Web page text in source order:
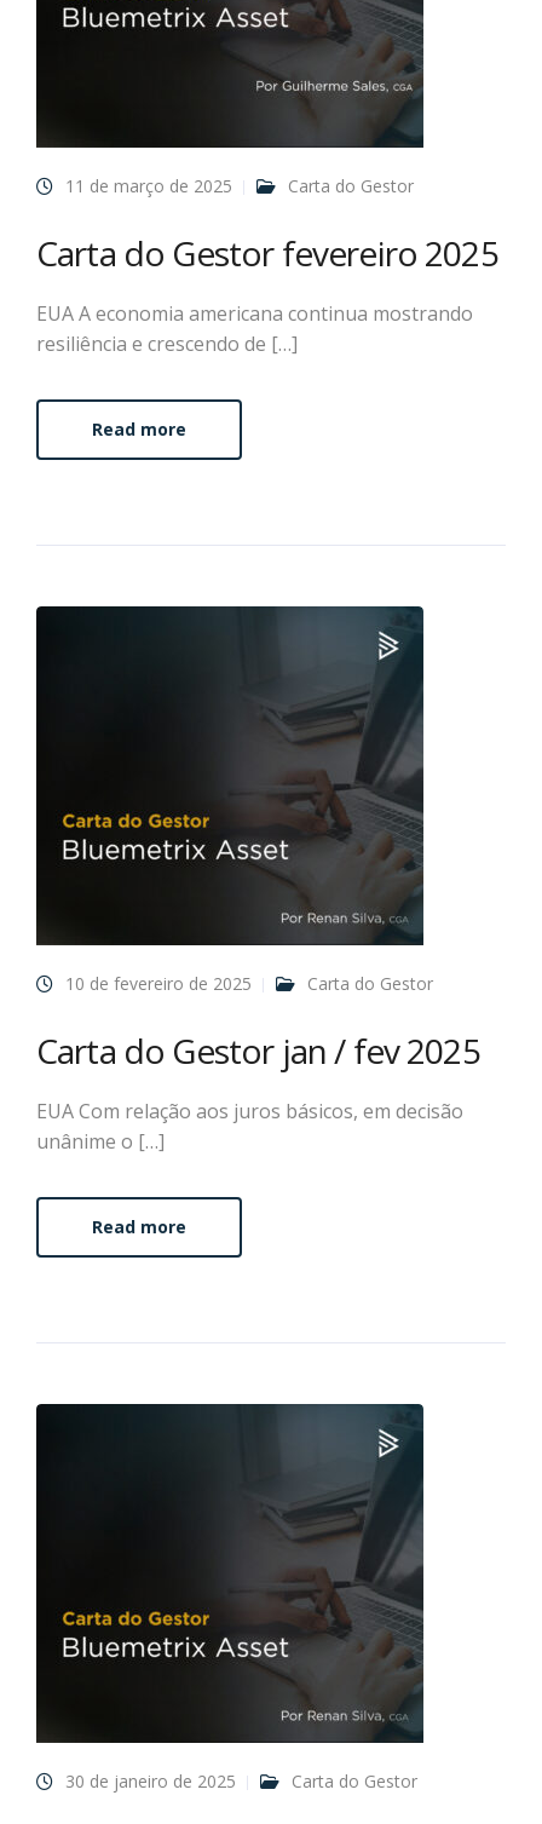
11 de março de 2025 Carta do Gestor
Carta do Gestor fevereiro 2025
EUA A economia americana continua mostrando
resiliência e crescendo de […]
Read more
10 de fevereiro de 2025 Carta do Gestor
Carta do Gestor jan / fev 2025
EUA Com relação aos juros básicos, em decisão
unânime o […]
Read more
30 de janeiro de 2025 Carta do Gestor